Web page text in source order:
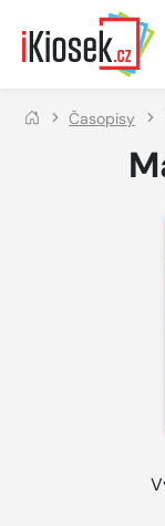
Přejít na hlavní obsah
Časopisy